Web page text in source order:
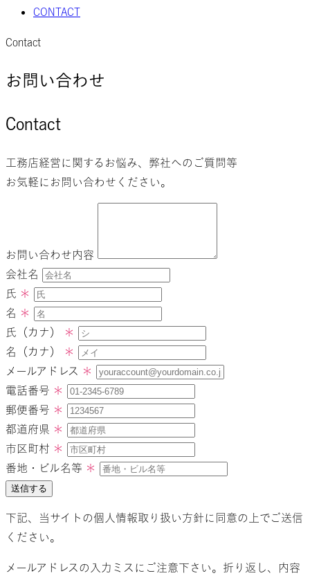
CONTACT
Contact
お問い合わせ
Contact
工務店経営に関するお悩み、弊社へのご質問等
お気軽にお問い合わせください。
お問い合わせ内容
会社名
氏 ＊
名 ＊
氏（カナ）
＊
名（カナ）
＊
メールアドレス ＊
電話番号 ＊
郵便番号 ＊
都道府県 ＊
市区町村 ＊
番地・ビル名等 ＊
送信する
下記、当サイトの個人情報取り扱い方針に同意の上でご送信
ください。
メールアドレスの入力ミスにご注意下さい。折り返し、内容